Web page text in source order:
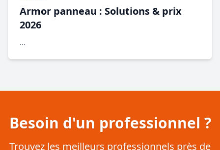
Armor panneau : Solutions & prix
2026
...
Besoin d'un professionnel ?
Trouvez les meilleurs professionnels près de